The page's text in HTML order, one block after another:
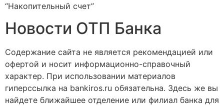
“Накопительный счет”
Новости ОТП Банка
Содержание сайта не является рекомендацией или
офертой и носит информационно-справочный
характер. При использовании материалов
гиперссылка на bankiros.ru обязательна. Здесь же вы
найдете ближайшее отделение или филиал банка для